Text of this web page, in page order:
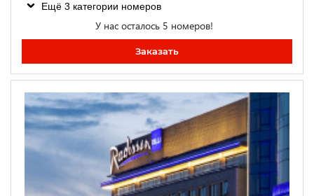
Ещё 3 категории номеров
У нас осталось 5 номеров!
Заказать